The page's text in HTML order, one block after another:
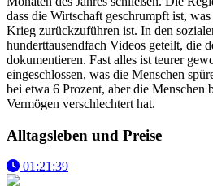
dass die Wirtschaft geschrumpft ist,
Krieg zurückzuführen ist. In den
hunderttausendfach Videos geteilt, die
dokumentieren. Fast alles ist teurer
eingeschlossen, was die Menschen
bei etwa 6 Prozent, aber die Menschen
Vermögen verschlechtert hat.
Alltagsleben und Preise
01:21:39